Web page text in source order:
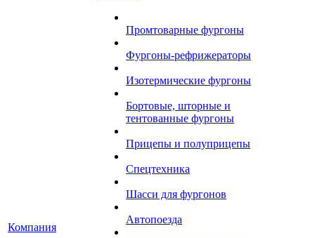
Компания
Промтоварные фургоны
Фургоны-рефрижераторы
Изотермические фургоны
Бортовые, шторные и
тентованные фургоны
Прицепы и полуприцепы
Спецтехника
Шасси для фургонов
Автопоезда